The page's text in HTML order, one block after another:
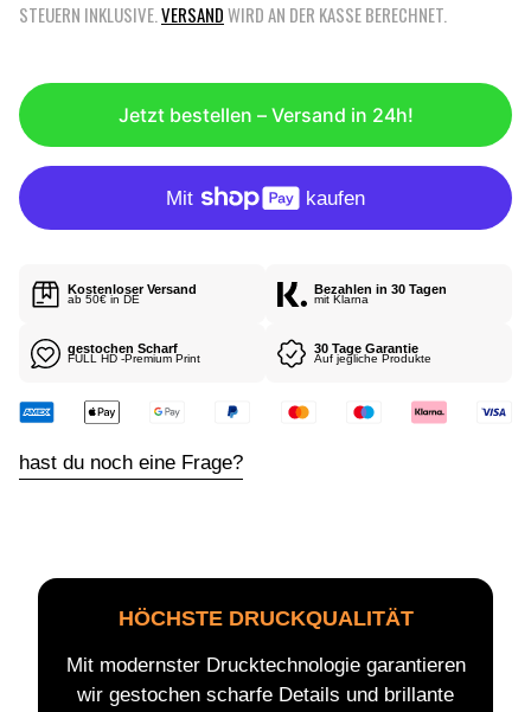
G
Ä
R
R
P
R
STEUERN INKLUSIVE. VERSANDWIRD AN DER KASSE BERECHNET.
Jetzt bestellen – Versand in 24h!
Kostenloser Versand
ab 50€ in DE
Bezahlen in 30 Tagen
mit Klarna
gestochen Scharf
FULL HD -Premium Print
30 Tage Garantie
Auf jegliche Produkte
hast du noch eine Frage?
HÖCHSTE DRUCKQUALITÄT
Mit modernster Drucktechnologie garantieren
wir gestochen scharfe Details und brillante